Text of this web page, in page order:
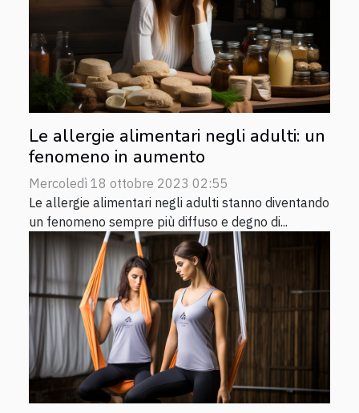
Le allergie alimentari negli adulti: un
fenomeno in aumento
Mercoledì 18 ottobre 2023 02:55
Le allergie alimentari negli adulti stanno diventando
un fenomeno sempre più diffuso e degno di...